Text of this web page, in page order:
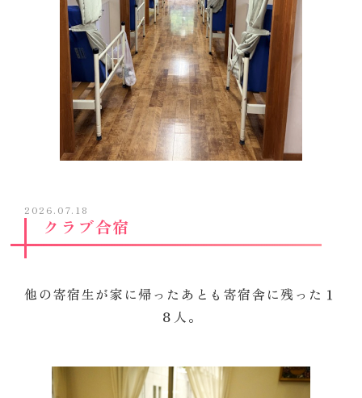
2026.07.18
クラブ合宿
他の寄宿生が家に帰ったあとも寄宿舎に残った１
８人。